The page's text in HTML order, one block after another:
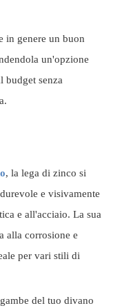
in genere un buon
un'opzione
budget senza
, la lega di zinco si
e visivamente
e all'acciaio. La sua
alla corrosione e
per vari stili di
del tuo divano